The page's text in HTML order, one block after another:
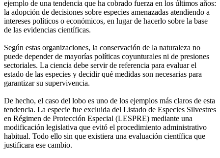
ejemplo de una tendencia que ha cobrado fuerza en los últimos años:
la adopción de decisiones sobre especies amenazadas atendiendo a
intereses políticos o económicos, en lugar de hacerlo sobre la base
de las evidencias científicas.
Según estas organizaciones, la conservación de la naturaleza no
puede depender de mayorías políticas coyunturales ni de presiones
sectoriales. La ciencia debe servir de referencia para evaluar el
estado de las especies y decidir qué medidas son necesarias para
garantizar su supervivencia.
De hecho, el caso del lobo es uno de los ejemplos más claros de esta
tendencia. La especie fue excluida del Listado de Especies Silvestres
en Régimen de Protección Especial (LESPRE) mediante una
modificación legislativa que evitó el procedimiento administrativo
habitual. Todo ello sin que existiera una evaluación científica que
justificara ese cambio.